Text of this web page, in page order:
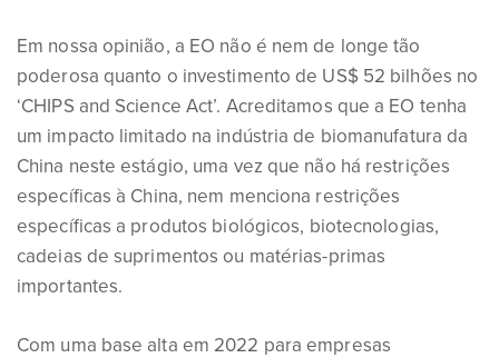
Em nossa opinião, a EO não é nem de longe tão
poderosa quanto o investimento de US$ 52 bilhões no
‘CHIPS and Science Act’. Acreditamos que a EO tenha
um impacto limitado na indústria de biomanufatura da
China neste estágio, uma vez que não há restrições
específicas à China, nem menciona restrições
específicas a produtos biológicos, biotecnologias,
cadeias de suprimentos ou matérias-primas
importantes.
Com uma base alta em 2022 para empresas